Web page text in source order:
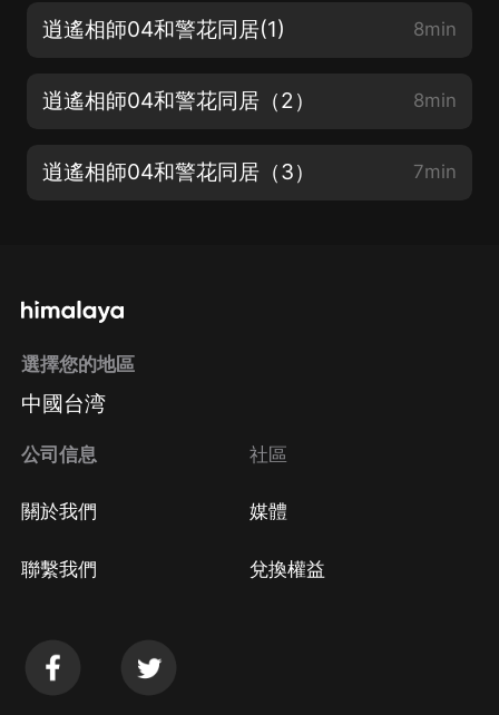
逍遙相師04和警花同居(1) 8min
逍遙相師04和警花同居（2） 8min
逍遙相師04和警花同居（3） 7min
選擇您的地區
中國台湾
公司信息
關於我們
聯繫我們
社區
媒體
兌換權益